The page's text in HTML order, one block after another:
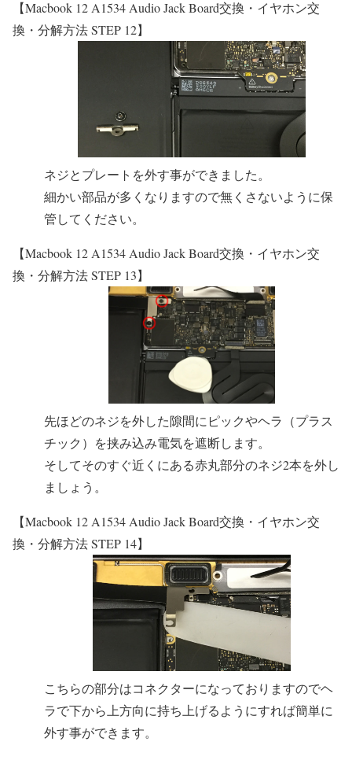
【Macbook 12 A1534 Audio Jack Board交換・イヤホン交
換・分解方法 STEP 12】
ネジとプレートを外す事ができました。
細かい部品が多くなりますので無くさないように保
管してください。
【Macbook 12 A1534 Audio Jack Board交換・イヤホン交
換・分解方法 STEP 13】
先ほどのネジを外した隙間にピックやヘラ（プラス
チック）を挟み込み電気を遮断します。
そしてそのすぐ近くにある赤丸部分のネジ2本を外し
ましょう。
【Macbook 12 A1534 Audio Jack Board交換・イヤホン交
換・分解方法 STEP 14】
こちらの部分はコネクターになっておりますのでヘ
ラで下から上方向に持ち上げるようにすれば簡単に
外す事ができます。